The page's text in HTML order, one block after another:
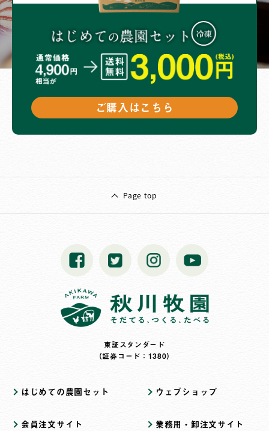
ご購入はこちら
Page top
東証スタンダード
（証券コード：1380）
はじめての農園セット ウェブショップ
会員注文サイト 業務用・卸注文サイト